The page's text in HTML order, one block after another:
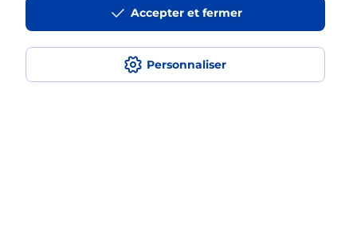
Personnaliser
Accepter et fermer
Quel est le prix d’une numérisation ?